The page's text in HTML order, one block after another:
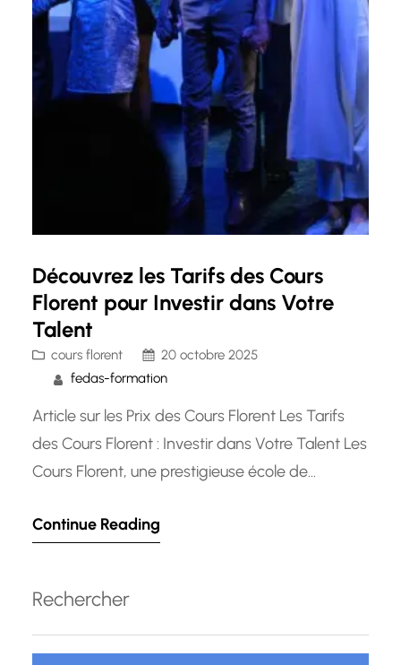
Découvrez les Tarifs des Cours
Florent pour Investir dans Votre
Talent
cours florent
20 octobre 2025
fedas-formation
Article sur les Prix des Cours Florent Les Tarifs
des Cours Florent : Investir dans Votre Talent Les
Cours Florent, une prestigieuse école de
pour son excellence dans l’enseignement du
formation aux Cours…
Continue Reading
Rechercher